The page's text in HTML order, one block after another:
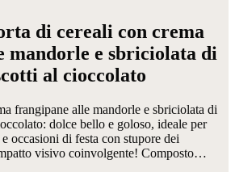
di cereali con crema
mandorle e sbriciolata di
al cioccolato
frangipane alle mandorle e sbriciolata di
dolce bello e goloso, ideale per
occasioni di festa con stupore dei
visivo coinvolgente! Composto…